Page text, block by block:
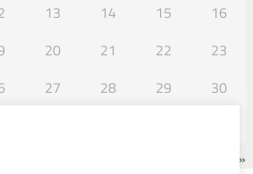
13 14 15
16
20 21 22
23
27 28 29
30
SET »